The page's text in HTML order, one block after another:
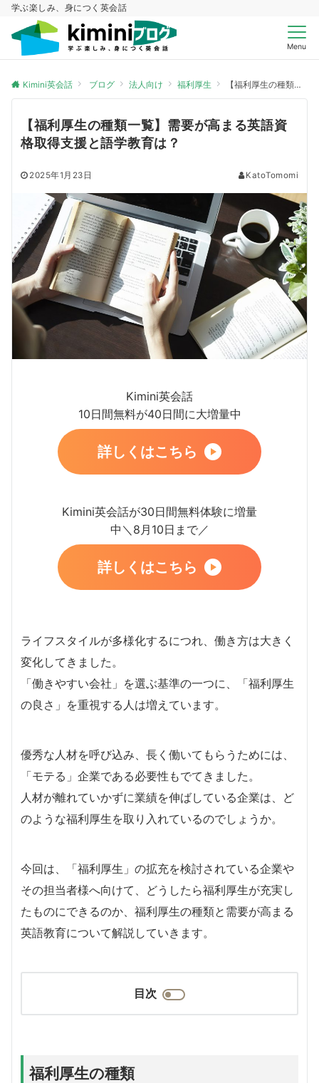
学ぶ楽しみ、身につく英会話
Menu
Kimini英会話 ブログ 法人向け 福利厚生 【福利厚生の種類一覧】需要が高まる英語資格取得支援と語学教育は？
【福利厚生の種類一覧】需要が高まる英語資
格取得支援と語学教育は？
2025年1月23日 KatoTomomi
Kimini英会話
10日間無料が40日間に大増量中
詳しくはこちら
Kimini英会話が30日間無料体験に増量
中＼8月10日まで／
詳しくはこちら
ライフスタイルが多様化するにつれ、働き方は大きく
変化してきました。
「働きやすい会社」を選ぶ基準の一つに、「福利厚生
の良さ」を重視する人は増えています。
優秀な人材を呼び込み、長く働いてもらうためには、
「モテる」企業である必要性もでてきました。
人材が離れていかずに業績を伸ばしている企業は、ど
のような福利厚生を取り入れているのでしょうか。
今回は、「福利厚生」の拡充を検討されている企業や
その担当者様へ向けて、どうしたら福利厚生が充実し
たものにできるのか、福利厚生の種類と需要が高まる
英語教育について解説していきます。
目次
福利厚生の種類